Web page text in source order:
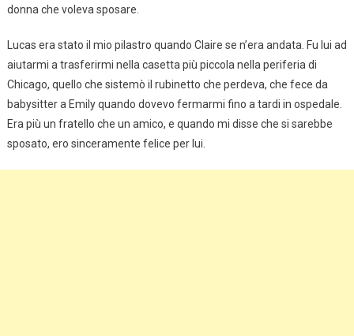
donna che voleva sposare.
Lucas era stato il mio pilastro quando Claire se n’era andata. Fu lui ad
aiutarmi a trasferirmi nella casetta più piccola nella periferia di
Chicago, quello che sistemò il rubinetto che perdeva, che fece da
babysitter a Emily quando dovevo fermarmi fino a tardi in ospedale.
Era più un fratello che un amico, e quando mi disse che si sarebbe
sposato, ero sinceramente felice per lui.